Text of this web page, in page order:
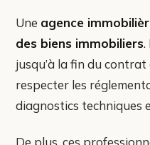
Une agence
des biens immobiliers.
jusqu’à la fin du
respecter les
diagnostics techniques
De plus, ces